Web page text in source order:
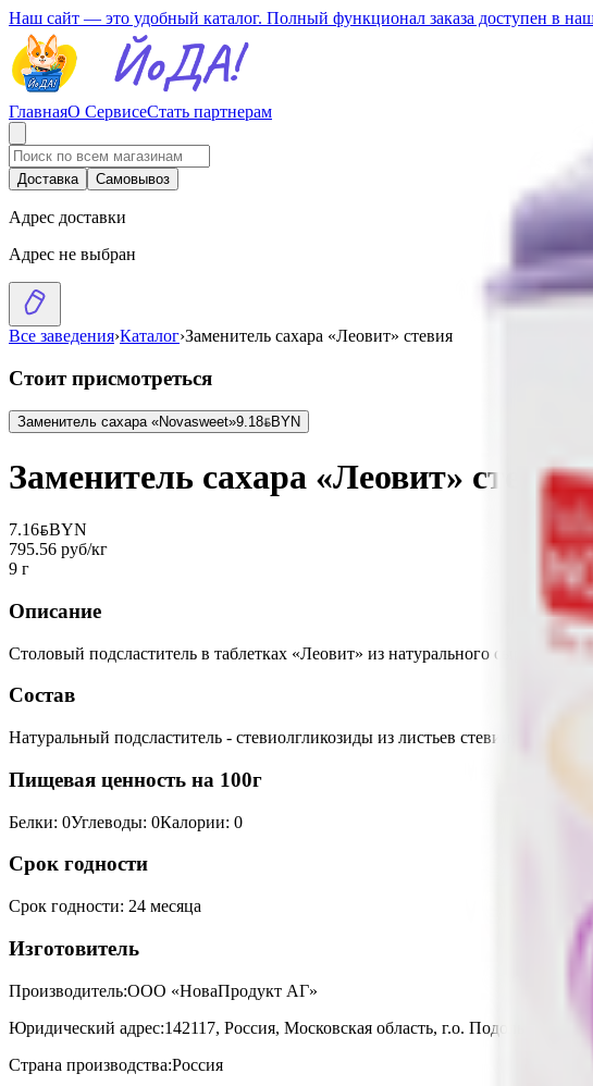
Наш сайт — это удобный каталог. Полный функционал заказа доступен в
ГлавнаяО СервисеСтать партнерам
Доставка Самовывоз
Адрес доставки
Адрес не выбран
Все заведения›Каталог›Заменитель сахара «Леовит» стевия
Стоит присмотреться
Заменитель сахара «Novasweet»9.18BYNBYN
Заменитель сахара «Леовит» стевия
7.16BYNBYN
795.56 руб/кг
9 г
Описание
Столовый подсластитель в таблетках «Леовит» из натурального сырья. Одна
Состав
Натуральный подсластитель - стевиолгликозиды из листьев стевии,
Пищевая ценность на 100г
Белки: 0Углеводы: 0Калории: 0
Срок годности
Срок годности: 24 месяца
Изготовитель
Производитель:ООО «НоваПродукт АГ»
Юридический адрес:142117, Россия, Московская область, г.о. Подольск, д.
Страна производства:Россия